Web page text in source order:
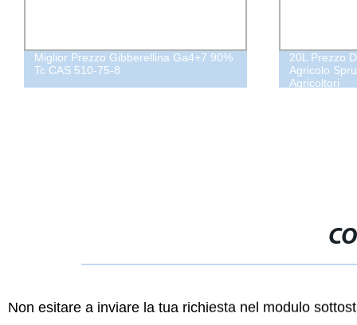
Miglior Prezzo Gibberellina Ga4+7 90%
Tc CAS 510-75-8
20L Prezzo
Agricolo
Agricoltori
Non esitare a inviare la tua richiesta nel modulo